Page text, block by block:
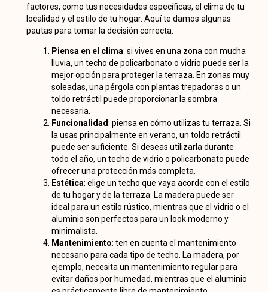
factores, como tus necesidades específicas, el clima de tu
localidad y el estilo de tu hogar. Aquí te damos algunas
pautas para tomar la decisión correcta:
Piensa en el clima: si vives en una zona con mucha
lluvia, un techo de policarbonato o vidrio puede ser la
mejor opción para proteger la terraza. En zonas muy
soleadas, una pérgola con plantas trepadoras o un
toldo retráctil puede proporcionar la sombra
necesaria.
Funcionalidad: piensa en cómo utilizas tu terraza. Si
la usas principalmente en verano, un toldo retráctil
puede ser suficiente. Si deseas utilizarla durante
todo el año, un techo de vidrio o policarbonato puede
ofrecer una protección más completa.
Estética: elige un techo que vaya acorde con el estilo
de tu hogar y de la terraza. La madera puede ser
ideal para un estilo rústico, mientras que el vidrio o el
aluminio son perfectos para un look moderno y
minimalista.
Mantenimiento: ten en cuenta el mantenimiento
necesario para cada tipo de techo. La madera, por
ejemplo, necesita un mantenimiento regular para
evitar daños por humedad, mientras que el aluminio